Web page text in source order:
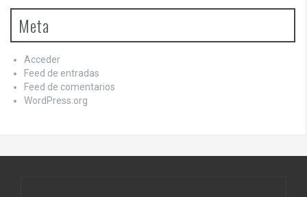
Meta
Acceder
Feed de entradas
Feed de comentarios
WordPress.org